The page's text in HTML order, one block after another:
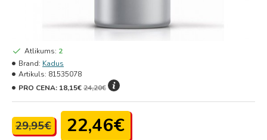
29,95€ 22,46€
Atlikums: 2
Brand: Kadus
Artikuls: 81535078
PRO CENA: 18,15€24,20€